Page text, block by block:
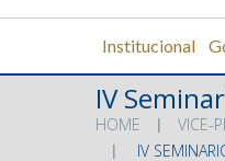
Institucional
IV
HOME VICE-
IV